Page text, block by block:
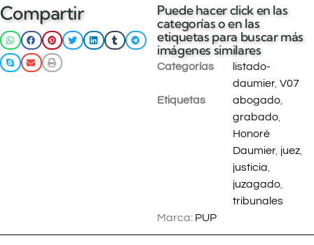
Compartir
Puede hacer click en las
categorías o en las
etiquetas para buscar más
imágenes similares
Categorías
listado-
daumier, V07
Etiquetas
abogado
grabado
Honoré
Daumier, juez
justicia
juzagado
tribunales
Marca: PUP